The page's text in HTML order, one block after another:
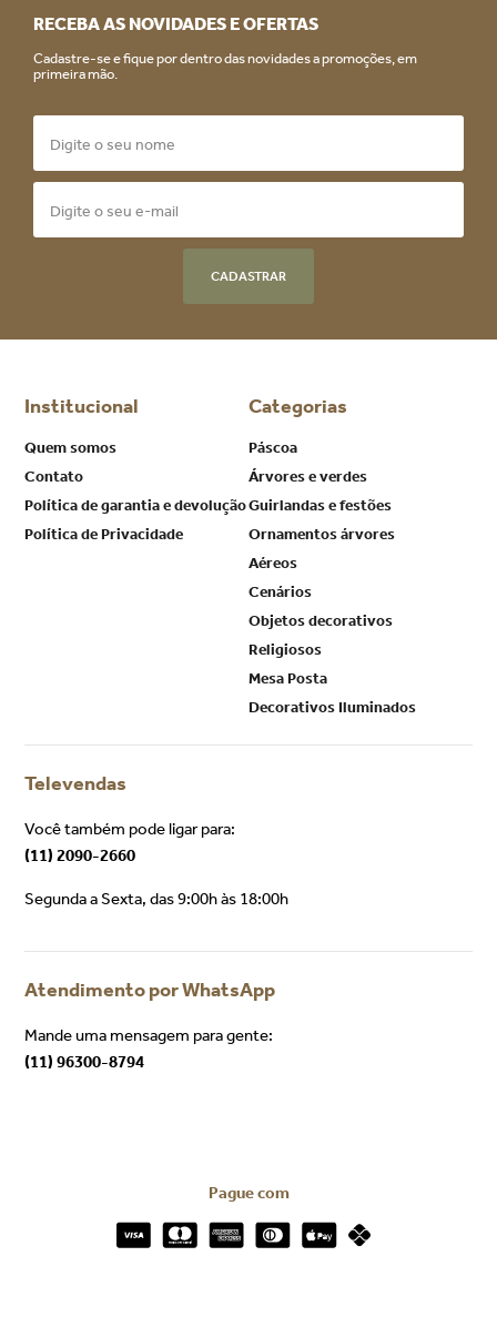
RECEBA AS NOVIDADES E OFERTAS
Cadastre-se e fique por dentro das novidades a promoções, em
primeira mão.
CADASTRAR
Institucional
Quem somos
Contato
Política de garantia e devolução
Política de Privacidade
Categorias
Páscoa
Árvores e verdes
Guirlandas e festões
Ornamentos árvores
Aéreos
Cenários
Objetos decorativos
Religiosos
Mesa Posta
Decorativos Iluminados
Televendas
Você também pode ligar para:
(11) 2090-2660
Segunda a Sexta, das 9:00h às 18:00h
Atendimento por WhatsApp
Mande uma mensagem para gente:
(11) 96300-8794
Pague com